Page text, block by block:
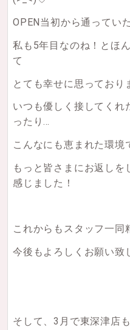
OPEN当初から通ってい
私も5年目なのね！とほ
て
とても幸せに思ってお
いつも優しく接してくれ
ったり…
こんなにも恵まれた環境
もっと皆さまにお返しを
感じました！
これからもスタッフ一同
今後もよろしくお願い致
そして、3月で東深津店